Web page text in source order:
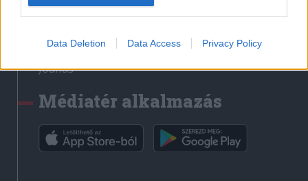
Data Deletion Data Access Privacy Policy
Főtér
Rádió GaGa
Jóállás
Médiatér alkalmazás